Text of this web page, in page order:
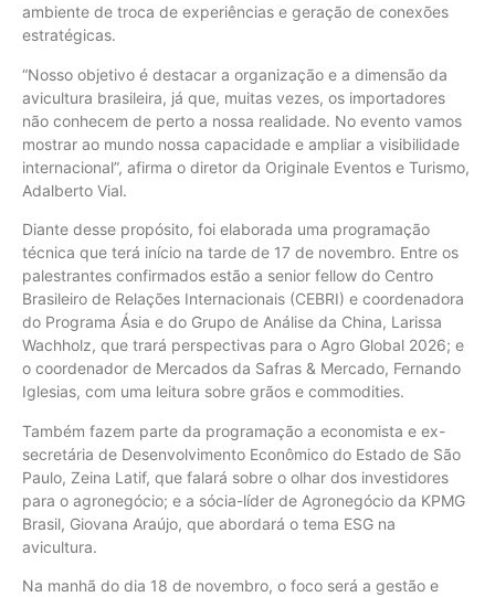
ambiente de troca de experiências e geração de conexões
estratégicas.
“Nosso objetivo é destacar a organização e a dimensão da
avicultura brasileira, já que, muitas vezes, os importadores
não conhecem de perto a nossa realidade. No evento vamos
mostrar ao mundo nossa capacidade e ampliar a visibilidade
internacional”, afirma o diretor da Originale Eventos e Turismo,
Adalberto Vial.
Diante desse propósito, foi elaborada uma programação
técnica que terá início na tarde de 17 de novembro. Entre os
palestrantes confirmados estão a senior fellow do Centro
Brasileiro de Relações Internacionais (CEBRI) e coordenadora
do Programa Ásia e do Grupo de Análise da China, Larissa
Wachholz, que trará perspectivas para o Agro Global 2026; e
o coordenador de Mercados da Safras & Mercado, Fernando
Iglesias, com uma leitura sobre grãos e commodities.
Também fazem parte da programação a economista e ex-
secretária de Desenvolvimento Econômico do Estado de São
Paulo, Zeina Latif, que falará sobre o olhar dos investidores
para o agronegócio; e a sócia-líder de Agronegócio da KPMG
Brasil, Giovana Araújo, que abordará o tema ESG na
avicultura.
Na manhã do dia 18 de novembro, o foco será a gestão e